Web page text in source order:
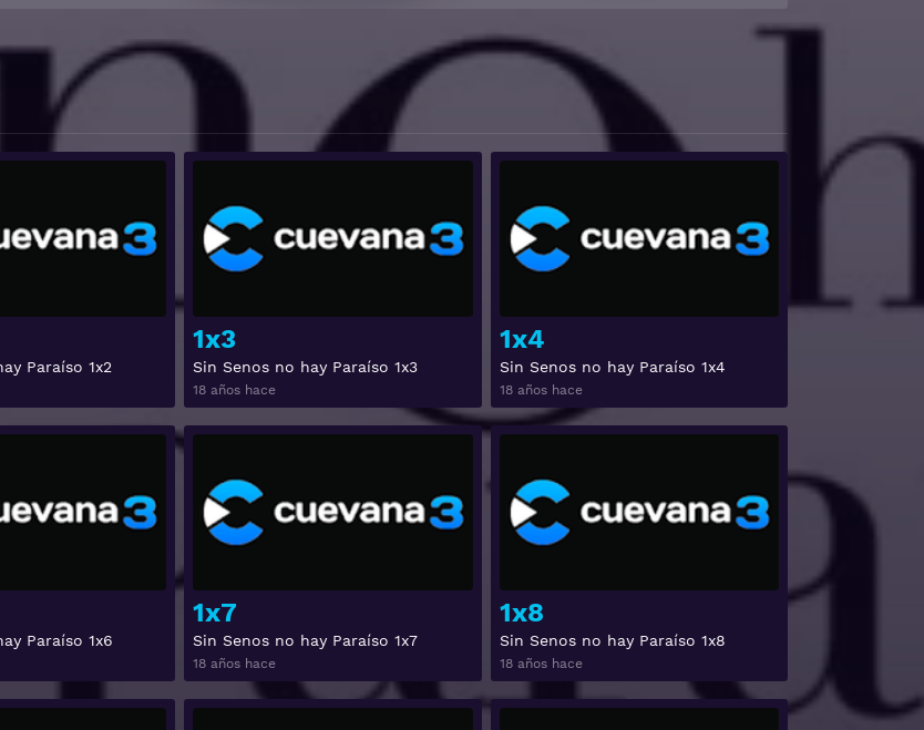
Paraíso 1x2
1x3
Sin Senos no hay Paraíso 1x3
18 años hace
1x4
Sin Senos no hay Paraíso 1x4
18 años hace
Ver
Paraíso 1x6
1x7
Sin Senos no hay Paraíso 1x7
18 años hace
1x8
Sin Senos no hay Paraíso 1x8
18 años hace